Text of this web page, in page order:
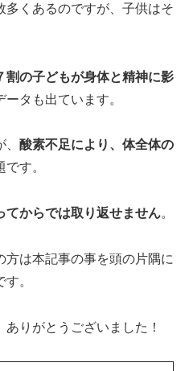
多くあるのですが、子供はそ
割の子どもが身体と精神に影
ータも出ています。
酸素不足により、体全体の
す。
てからでは取り返せません。
方は本記事の事を頭の片隅に
。
りがとうございました！